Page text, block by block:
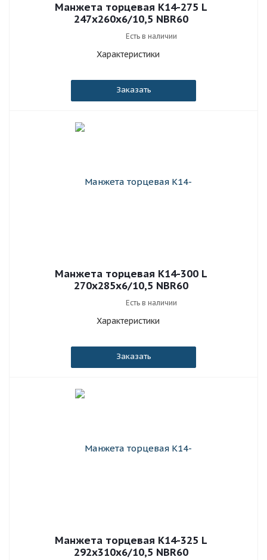
Манжета торцевая К14-275 L
247x260x6/10,5 NBR60
Есть в наличии
Характеристики
Заказать
Манжета торцевая К14-300 L
270x285x6/10,5 NBR60
Есть в наличии
Характеристики
Заказать
Манжета торцевая К14-325 L
292x310x6/10,5 NBR60